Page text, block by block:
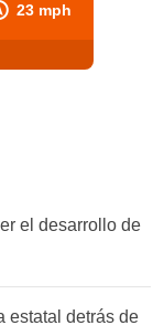
23 mph
el desarrollo de
estatal detrás de